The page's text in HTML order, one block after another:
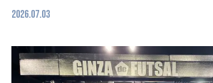
2026.07.03